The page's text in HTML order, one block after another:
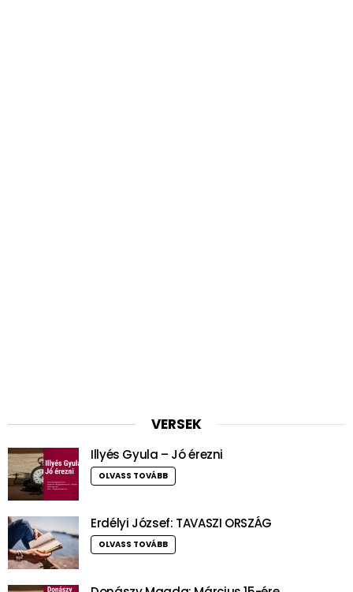
VERSEK
Illyés Gyula – Jó érezni
OLVASS TOVÁBB
Erdélyi József: TAVASZI ORSZÁG
OLVASS TOVÁBB